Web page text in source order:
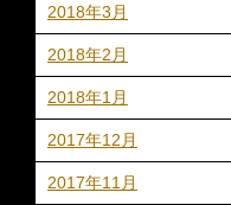
2018年3月
2018年2月
2018年1月
2017年12月
2017年11月